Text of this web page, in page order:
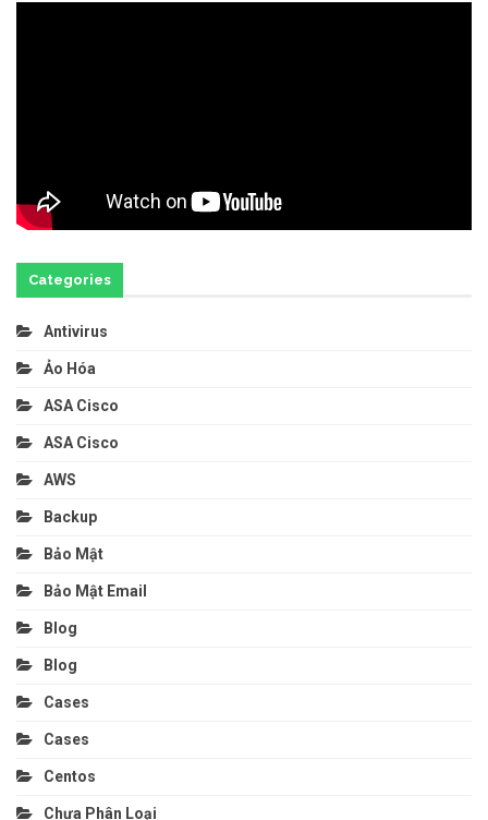
Categories
Antivirus
Ảo Hóa
ASA Cisco
ASA Cisco
AWS
Backup
Bảo Mật
Bảo Mật Email
Blog
Blog
Cases
Cases
Centos
Chưa Phân Loại